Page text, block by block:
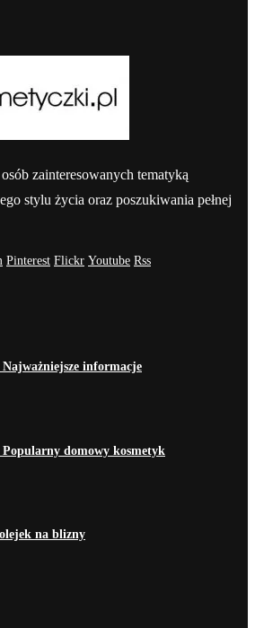
zainteresowanych tematyką
stylu życia oraz poszukiwania pełnej
Pinterest Flickr Youtube Rss
informacje
Popularny domowy kosmetyk
na blizny